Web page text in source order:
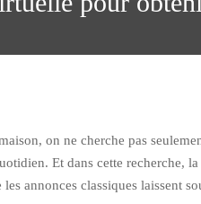
on ne cherche pas
Et dans cette recherche,
annonces classiques laissent